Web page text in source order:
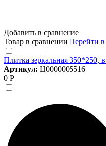
Добавить в сравнение
Товар в сравнении Перейти в
Плитка зеркальная 350*250,
Артикул: Ц0000005516
0 Р